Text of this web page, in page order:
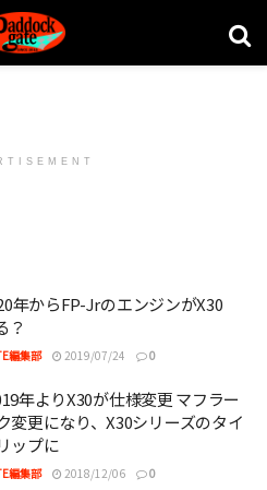
年からFP-JrのエンジンがX30
？
編集部 2019/07/24 0
年よりX30が仕様変更 マフラー
変更になり、X30シリーズのタイ
ップに
編集部 2018/12/06 0